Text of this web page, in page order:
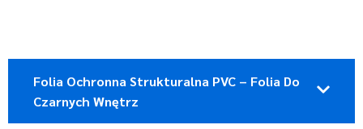
Folia Ochronna Strukturalna PVC – Folia Do
Czarnych Wnętrz